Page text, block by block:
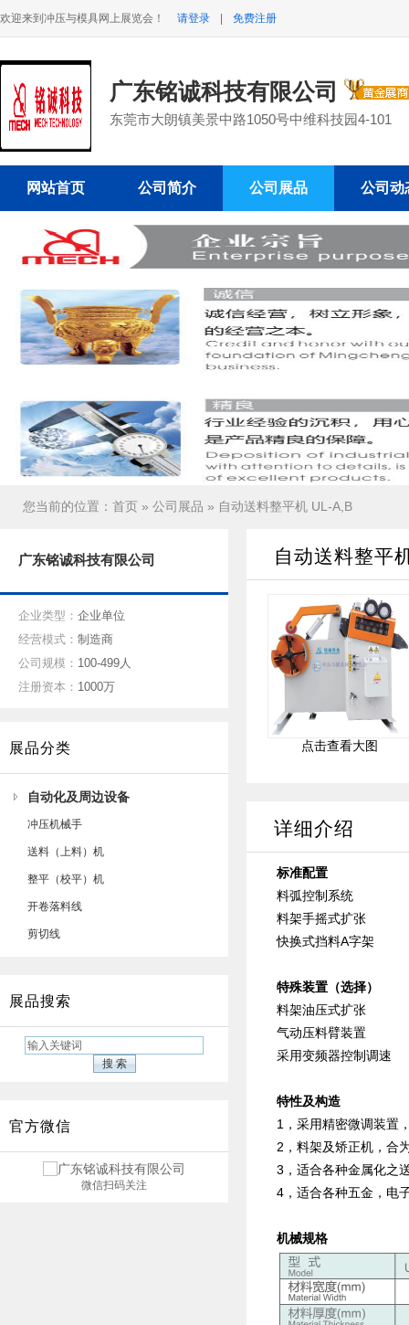
欢迎来到冲压与模具网上展览会！ 请登录 免费注册
广东铭诚科技有限公司
东莞市大朗镇美景中路1050号中维科技园4-101
网站首页 公司简介 公司展品 公司动
您当前的位置： 首页 » 公司展品 » 自动送料整平机 UL-A,B
广东铭诚科技有限公司
企业类型： 企业单位
经营模式： 制造商
公司规模： 100-499人
注册资本： 1000万
展品分类
自动化及周边设备
冲压机械手
送料（上料）机
整平（校平）机
开卷落料线
剪切线
展品搜索
官方微信
微信扫码关注
自动送料整平
点击查看大图
详细介绍
标准配置
料弧控制系统
料架手摇式扩张
快换式挡料A字架
特殊装置（选择）
料架油压式扩张
气动压料臂装置
采用变频器控制调速
特性及构造
1，采用精密微调装置
2，料架及矫正机，合
3，适合各种金属化之
4，适合各种五金，电
机械规格